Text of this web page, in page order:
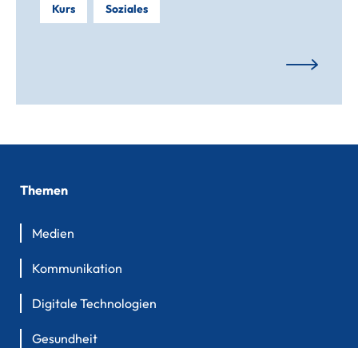
Kurs Soziales
Themen
Medien
Kommunikation
Digitale Technologien
Gesundheit